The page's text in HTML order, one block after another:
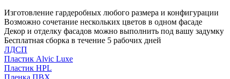
Изготовление гардеробных любого размера и конфигурации
Возможно сочетание нескольких цветов в одном фасаде
Декор и отделку фасадов можно выполнить под вашу задумку
Бесплатная сборка в течение 5 рабочих дней
ЛДСП
Пластик Alvic Luxe
Пластик HPL
Пленка ПВХ